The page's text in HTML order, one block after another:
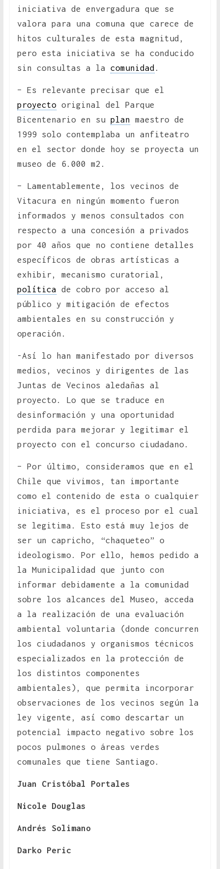
iniciativa de envergadura que se
valora para una comuna que carece de
hitos culturales de esta magnitud,
pero esta iniciativa se ha conducido
sin consultas a la comunidad .
– Es relevante precisar que el
proyectooriginal del Parque
Bicentenario en su plan maestro de
1999 solo contemplaba un anfiteatro
en el sector donde hoy se proyecta un
museo de 6.000 m2.
– Lamentablemente, los vecinos de
Vitacura en ningún momento fueron
informados y menos consultados con
respecto a una concesión a privados
por 40 años que no contiene detalles
específicos de obras artísticas a
exhibir, mecanismo curatorial,
política de cobro por acceso al
público y mitigación de efectos
ambientales en su construcción y
operación.
-Así lo han manifestado por diversos
medios, vecinos y dirigentes de las
Juntas de Vecinos aledañas al
proyecto. Lo que se traduce en
desinformación y una oportunidad
perdida para mejorar y legitimar el
proyecto con el concurso ciudadano.
– Por último, consideramos que en el
Chile que vivimos, tan importante
como el contenido de esta o cualquier
iniciativa, es el proceso por el cual
se legitima. Esto está muy lejos de
ser un capricho, “chaqueteo” o
ideologismo. Por ello, hemos pedido a
la Municipalidad que junto con
informar debidamente a la comunidad
sobre los alcances del Museo, acceda
a la realización de una evaluación
ambiental voluntaria (donde concurren
los ciudadanos y organismos técnicos
especializados en la protección de
los distintos componentes
ambientales), que permita incorporar
observaciones de los vecinos según la
ley vigente, así como descartar un
potencial impacto negativo sobre los
pocos pulmones o áreas verdes
comunales que tiene Santiago.
Juan Cristóbal Portales
Nicole Douglas
Andrés Solimano
Darko Peric